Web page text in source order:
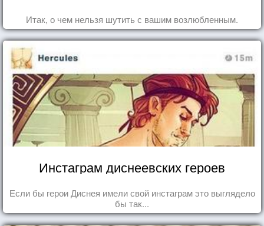
Итак, о чем нельзя шутить с вашим возлюбленным.
Инстаграм диснеевских героев
Если бы герои Диснея имели свой инстаграм это выглядело
бы так...